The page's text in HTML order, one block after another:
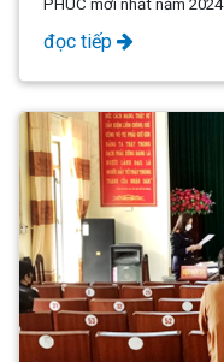
PHÚC mới nhất năm 2024
đọc tiếp